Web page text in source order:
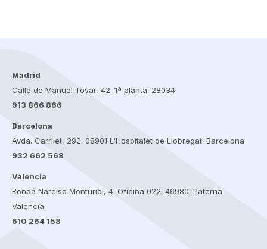
Madrid
Calle de Manuel Tovar, 42. 1ª planta. 28034
913 866 866
Barcelona
Avda. Carrilet, 292. 08901 L'Hospitalet de Llobregat. Barcelona
932 662 568
Valencia
Ronda Narciso Monturiol, 4. Oficina 022. 46980. Paterna.
Valencia
610 264 158